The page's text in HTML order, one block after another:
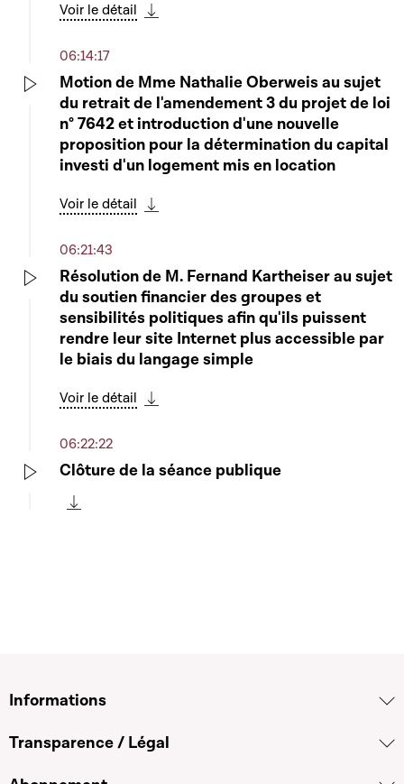
Voir le détail
06:14:17
Motion de Mme Nathalie Oberweis au sujet
du retrait de l'amendement 3 du projet de loi
n° 7642 et introduction d'une nouvelle
proposition pour la détermination du capital
investi d'un logement mis en location
Voir le détail
06:21:43
Résolution de M. Fernand Kartheiser au sujet
du soutien financier des groupes et
sensibilités politiques afin qu'ils puissent
rendre leur site Internet plus accessible par
le biais du langage simple
Voir le détail
06:22:22
Clôture de la séance publique
Informations
Transparence / Légal